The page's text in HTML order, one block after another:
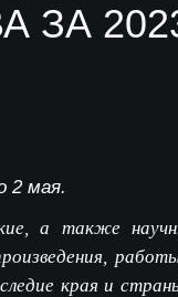
ЗА
2 мая.
а также
края и